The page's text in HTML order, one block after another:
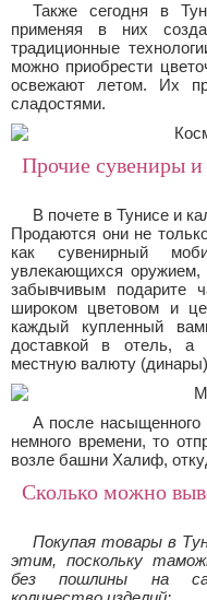
Также сегодня в
применяя в них
традиционные
можно приобрести
освежают летом. Их
сладостями.
Прочие сувениры и
В почете в Тунисе и
Продаются они не
как сувенирный
увлекающихся
забывчивым подарите
широком цветовом и
каждый купленный
доставкой в отель, а
местную валюту
А после насыщенного
немного времени, то
возле башни Халиф,
Сколько можно
Покупая товары в
этим, поскольку
без пошлины на